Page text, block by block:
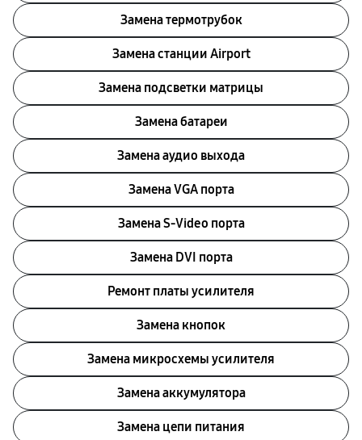
Замена термотрубок
Замена станции Airport
Замена подсветки матрицы
Замена батареи
Замена аудио выхода
Замена VGA порта
Замена S-Video порта
Замена DVI порта
Ремонт платы усилителя
Замена кнопок
Замена микросхемы усилителя
Замена аккумулятора
Замена цепи питания